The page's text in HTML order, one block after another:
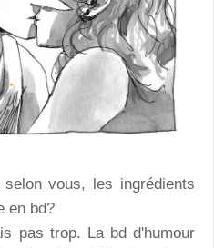
vous, les ingrédients
en bd?
pas trop. La bd d'humour